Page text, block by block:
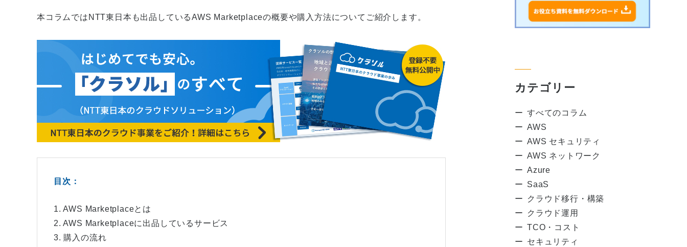
本コラムではNTT東日本も出品しているAWS Marketplaceの概要や購入方法についてご紹介します。
目次：
1. AWS Marketplaceとは
2. AWS Marketplaceに出品しているサービス
3. 購入の流れ
カテゴリー
すべてのコラム
AWS
AWS セキュリティ
AWS ネットワーク
Azure
SaaS
クラウド移行・構築
クラウド運用
TCO・コスト
セキュリティ